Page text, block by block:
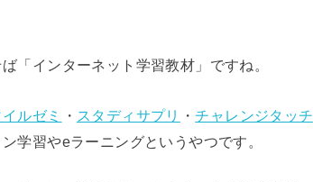
「インターネット学習教材」ですね。
ルゼミ ・ スタディサプリ ・チャレンジタッチ
学習やeラーニングというやつです。